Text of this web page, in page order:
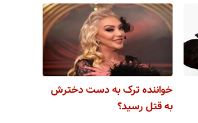
خواننده ترک به دست دخترش
به قتل رسید؟